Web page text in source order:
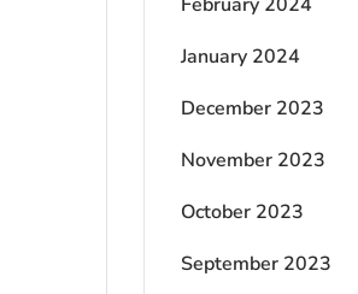
January 2024
December 2023
November 2023
October 2023
September 2023